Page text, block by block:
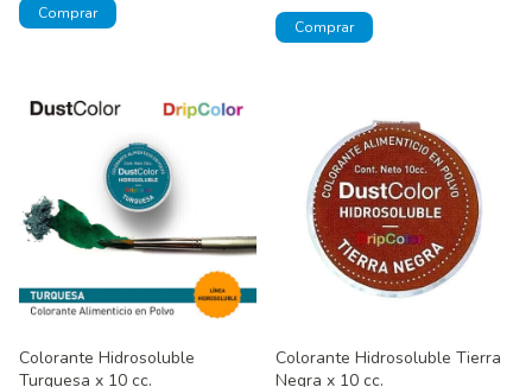
Colorante Hidrosoluble
Turquesa x 10 cc.
Colorante Hidrosoluble Tierra
Negra x 10 cc.